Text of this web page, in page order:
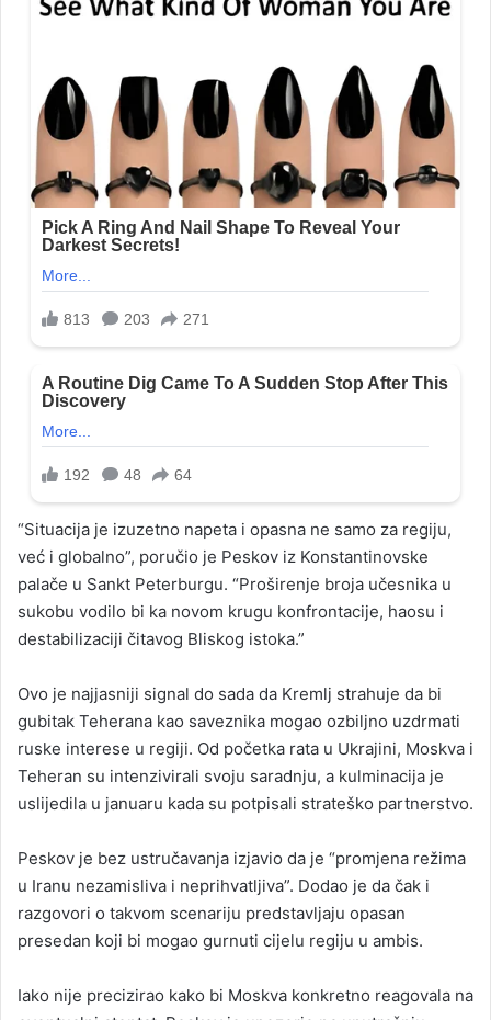
“Situacija je izuzetno napeta i opasna ne samo za regiju,
već i globalno”, poručio je Peskov iz Konstantinovske
palače u Sankt Peterburgu. “Proširenje broja učesnika u
sukobu vodilo bi ka novom krugu konfrontacije, haosu i
destabilizaciji čitavog Bliskog istoka.”
Ovo je najjasniji signal do sada da Kremlj strahuje da bi
gubitak Teherana kao saveznika mogao ozbiljno uzdrmati
ruske interese u regiji. Od početka rata u Ukrajini, Moskva i
Teheran su intenzivirali svoju saradnju, a kulminacija je
uslijedila u januaru kada su potpisali strateško partnerstvo.
Peskov je bez ustručavanja izjavio da je “promjena režima
u Iranu nezamisliva i neprihvatljiva”. Dodao je da čak i
razgovori o takvom scenariju predstavljaju opasan
presedan koji bi mogao gurnuti cijelu regiju u ambis.
Iako nije precizirao kako bi Moskva konkretno reagovala na